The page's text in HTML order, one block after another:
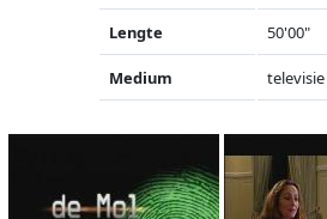
Lengte 50'00"
Medium televisie